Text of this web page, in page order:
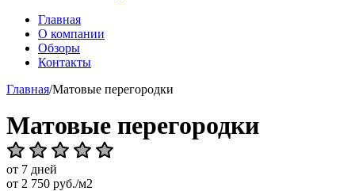
Главная
О компании
Обзоры
Контакты
Главная/Матовые перегородки
Матовые перегородки
от 7 дней
от 2 750 руб./м2